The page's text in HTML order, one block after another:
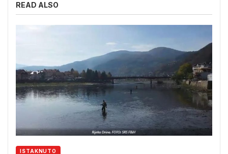
READ ALSO
ISTAKNUTO